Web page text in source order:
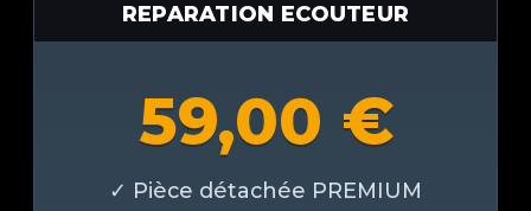
REPARATION ECOUTEUR
59,00 €